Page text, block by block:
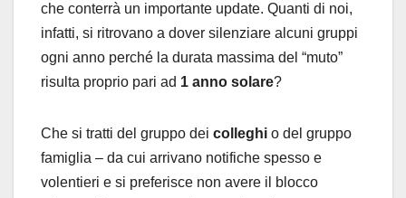
che conterrà un importante update. Quanti di noi,
infatti, si ritrovano a dover silenziare alcuni gruppi
ogni anno perché la durata massima del “muto”
risulta proprio pari ad 1 anno solare?
Che si tratti del gruppo dei colleghi o del gruppo
famiglia – da cui arrivano notifiche spesso e
volentieri e si preferisce non avere il blocco